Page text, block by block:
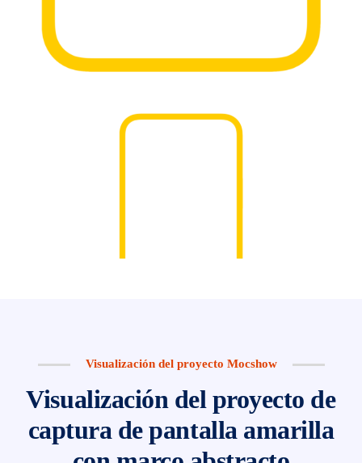
Visualización del proyecto Mocshow
Visualización del proyecto de
captura de pantalla amarilla